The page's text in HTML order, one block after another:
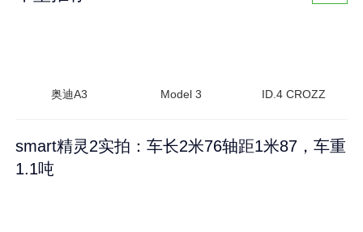
奥迪A3 Model 3 ID.4 CROZZ
smart精灵2实拍：车长2米76轴距1米87，车重
1.1吨